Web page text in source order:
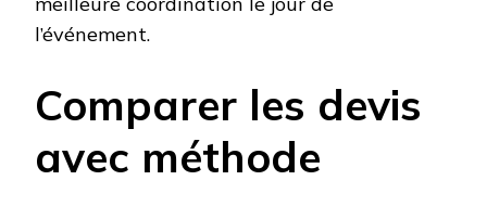
l’événement.
Comparer les devis
avec méthode